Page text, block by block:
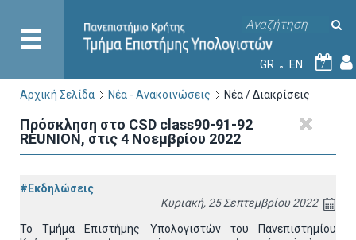
GR EN 7
Αρχική Σελίδα Νέα - Ανακοινώσεις Νέα / Διακρίσεις
Πρόσκληση στο CSD class90-91-92
REUNION, στις 4 Νοεμβρίου 2022
#Εκδηλώσεις
Κυριακή, 25 Σεπτεμβρίου 2022
Το Τμήμα Επιστήμης Υπολογιστών του Πανεπιστημίου